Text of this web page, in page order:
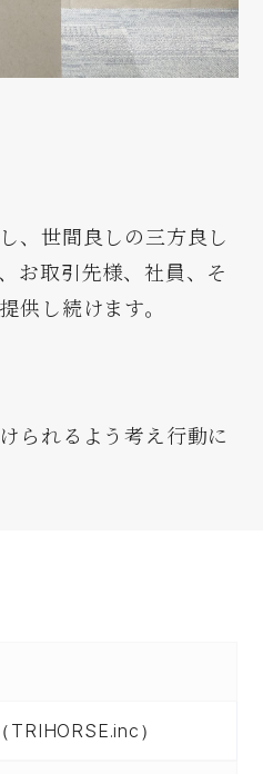
、世間良しの三方良し
お取引先様、社員、そ
供し続けます。
られるよう考え行動に
）